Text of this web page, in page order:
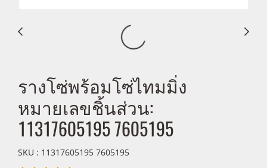
รางโซ่พร้อมโซ่ไทมมิ่ง
หมายเลขชิ้นส่วน:
11317605195 7605195
SKU : 11317605195 7605195